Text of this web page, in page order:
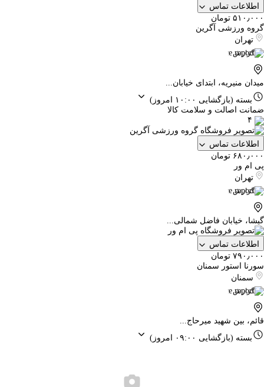
اطلاعات تماس
۵۱۰٫۰۰۰ تومان
گروه ورزشی آگرین
تهران
گزارش
میدان منیریه، ابتدای خیابان...
بسته (بازگشایی ۱۰:۰۰ امروز)
ضمانت اصالت و سلامت کالا
۴
اطلاعات تماس
۶۸۰٫۰۰۰ تومان
پی ام ور
تهران
گزارش
گیشا، خیابان فاضل شمالی...
اطلاعات تماس
۷۹۰٫۰۰۰ تومان
سورنا استور سمنان
سمنان
گزارش
قائم، بین شهید میرحاج...
بسته (بازگشایی ۰۹:۰۰ امروز)